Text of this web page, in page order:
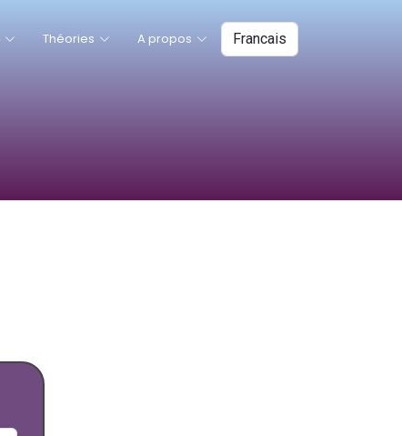
Théories A propos